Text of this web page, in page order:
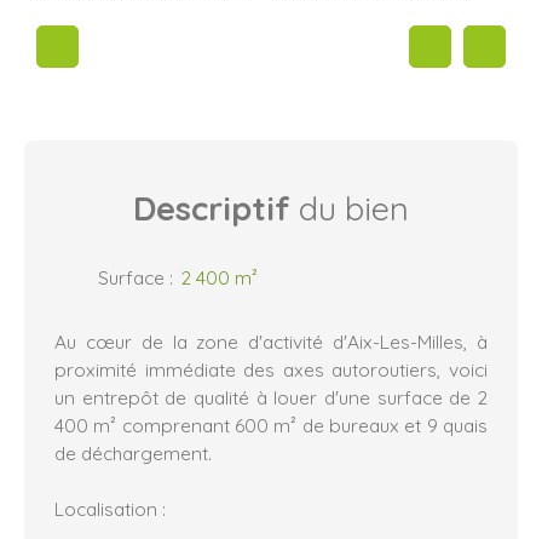
Descriptif du bien
Surface : 2 400 m²
Au cœur de la zone d'activité d'Aix-Les-Milles, à
proximité immédiate des axes autoroutiers, voici
un entrepôt de qualité à louer d'une surface de 2
400 m² comprenant 600 m² de bureaux et 9 quais
de déchargement.
Localisation :